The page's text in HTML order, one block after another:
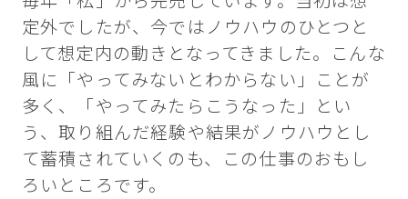
定外でしたが、今ではノウハウのひとつと
して想定内の動きとなってきました。こんな
風に「やってみないとわからない」ことが
多く、「やってみたらこうなった」とい
う、取り組んだ経験や結果がノウハウとし
て蓄積されていくのも、この仕事のおもし
ろいところです。